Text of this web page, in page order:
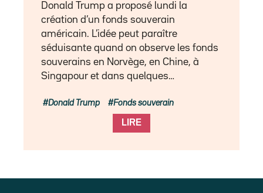
Donald Trump a proposé lundi la
création d’un fonds souverain
américain. L’idée peut paraître
séduisante quand on observe les fonds
souverains en Norvège, en Chine, à
Singapour et dans quelques…
LIRE
Donald Trump Fonds souverain